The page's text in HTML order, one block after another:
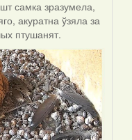
самка зразумела,
акуратна ўзяла за
птушанят.